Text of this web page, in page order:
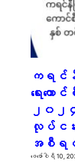
ကရင်နီ
ရေးကော
၂၀၂
လုပ်ငန်း
အစီရ
ဖေ‌ဖော်ဝါရီ 10,